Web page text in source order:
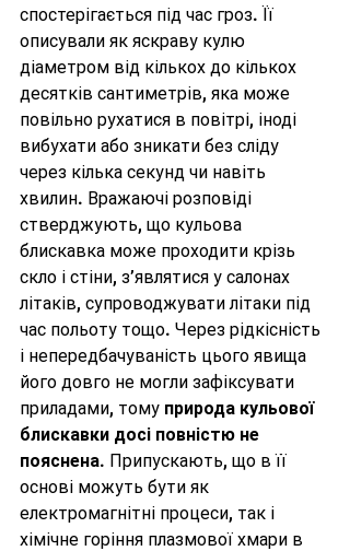
спостерігається під час гроз. Її
описували як яскраву кулю
діаметром від кількох до кількох
десятків сантиметрів, яка може
повільно рухатися в повітрі, іноді
вибухати або зникати без сліду
через кілька секунд чи навіть
хвилин. Вражаючі розповіді
стверджують, що кульова
блискавка може проходити крізь
скло і стіни, з’являтися у салонах
літаків, супроводжувати літаки під
час польоту тощо. Через рідкісність
і непередбачуваність цього явища
його довго не могли зафіксувати
приладами, тому природа кульової
блискавки досі повністю не
пояснена. Припускають, що в її
основі можуть бути як
електромагнітні процеси, так і
хімічне горіння плазмової хмари в